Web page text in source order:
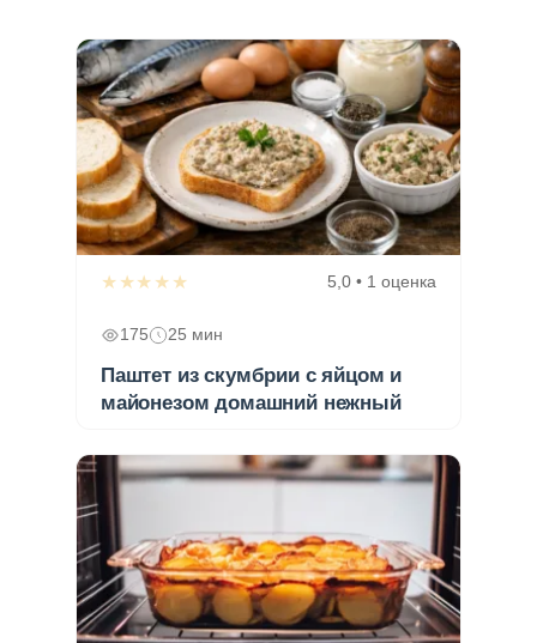
★★★★★ 5,0 • 1 оценка
175 25 мин
Паштет из скумбрии с яйцом и
майонезом домашний нежный